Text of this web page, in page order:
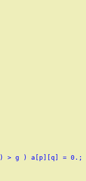
> g ) a[p][q] = 0.;